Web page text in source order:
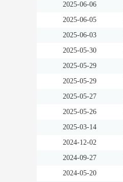
2025-06-06
2025-06-05
2025-06-03
2025-05-30
2025-05-29
2025-05-29
2025-05-27
2025-05-26
2025-03-14
2024-12-02
2024-09-27
2024-05-20